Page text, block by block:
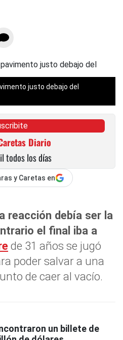
justo debajo del
Diario
todos los días
y Caretas en
reacción debía ser la
el final iba a
de 31 años se jugó
poder salvar a una
de caer al vacío.
un billete de